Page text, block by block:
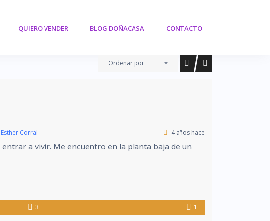
QUIERO VENDER BLOG DOÑACASA CONTACTO
Ordenar por
Esther Corral 4 años hace
a vivir. Me encuentro en la planta baja de un
3 1